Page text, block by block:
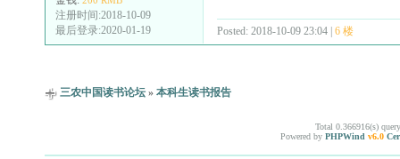
注册时间:2018-10-09
最后登录:2020-01-19
Posted: 2018-10-09 23:04 | 6 楼
三农中国读书论坛 » 本科生读书报告
Total 0.366916(s)
Powered by PHPWind v6.0